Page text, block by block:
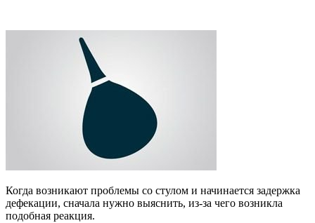
Когда возникают проблемы со стулом и начинается задержка
дефекации, сначала нужно выяснить, из-за чего возникла
подобная реакция.